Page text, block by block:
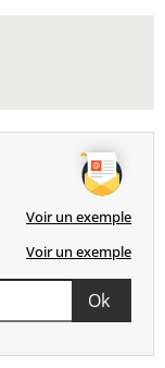
Voir un exemple
Voir un exemple